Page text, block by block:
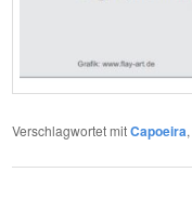
Verschlagwortet mitCapoeira,